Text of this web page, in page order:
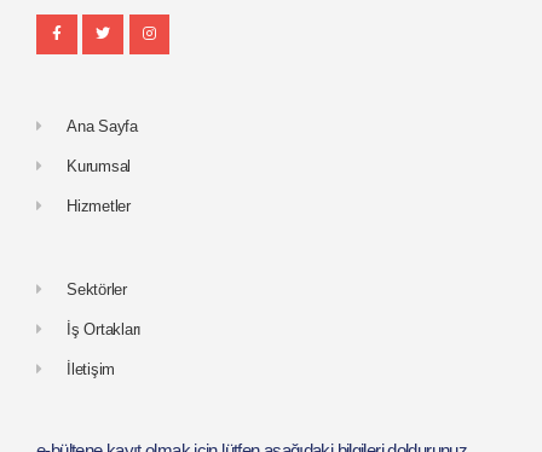
Ana Sayfa
Kurumsal
Hizmetler
Sektörler
İş Ortakları
İletişim